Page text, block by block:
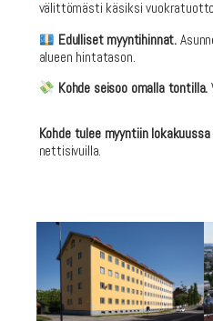
välittömästi käsiksi
Edulliset myyntihinnat.
alueen hintatason.
Kohde seisoo omalla tontilla.
Kohde tulee myyntiin
nettisivuilla.